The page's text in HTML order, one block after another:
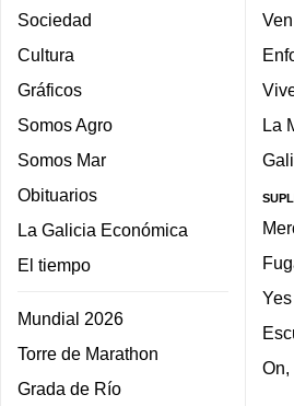
Sociedad
Cultura
Gráficos
Somos Agro
Somos Mar
Obituarios
La Galicia Económica
El tiempo
Mundial 2026
Torre de Marathon
Grada de Río
La
Yes
On,